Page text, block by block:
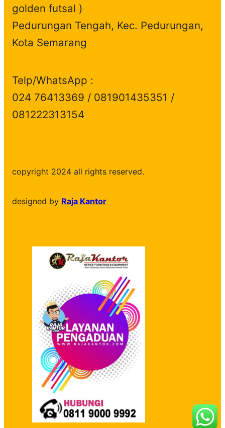
golden futsal )
Pedurungan Tengah, Kec. Pedurungan,
Kota Semarang
Telp/WhatsApp :
024 76413369 / 081901435351 /
081222313154
copyright 2024 all rights reserved.
designed by Raja Kantor